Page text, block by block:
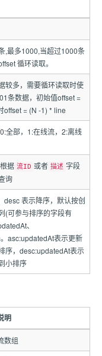
,最多1000,当超过1000条
循环读取。
较多，需要循环读取时使
条数据，初始值offset =
offset = (N -1) * line
全部，1:在线流，2:离线
据 流ID 或者 描述 字段
询
desc 表示降序，默认按创
(可参与排序的字段有
、
asc:updatedAt表示更新
序，desc:updatedAt表示
小排序
明
数组